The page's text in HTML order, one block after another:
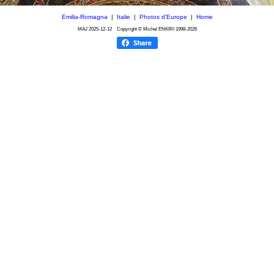
Emilia-Romagna | Italie | Photos d'Europe | Home
MAJ 2025-12-12Copyright © Michel ENKIRI 1998-2026